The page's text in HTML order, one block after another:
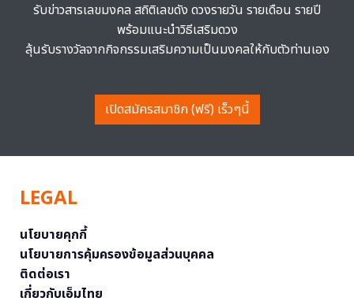
รับข่าวสารเลขมงคล สถิติเลขดัง ดวงรายวัน รายเดือน รายปี
พร้อมแนะนำวิธีเสริมดวง
ลุ้นรับรางวัลจากกิจกรรมเสริมความเป็นมงคลให้กับตัวท่านเอง
เปิดสมัครสมาชิก (ฟรี) เร็วๆนี้
LEGAL
นโยบายคุกกี้
นโยบายการคุ้มครองข้อมูลส่วนบุคคล
ติดต่อเรา
เกี่ยวกับเอ็มไทย